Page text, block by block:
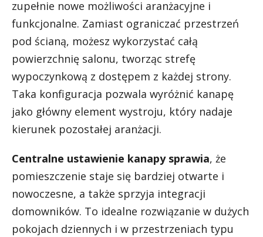
zupełnie nowe możliwości aranżacyjne i
funkcjonalne. Zamiast ograniczać przestrzeń
pod ścianą, możesz wykorzystać całą
powierzchnię salonu, tworząc strefę
wypoczynkową z dostępem z każdej strony.
Taka konfiguracja pozwala wyróżnić kanapę
jako główny element wystroju, który nadaje
kierunek pozostałej aranżacji.
Centralne ustawienie kanapy sprawia, że
pomieszczenie staje się bardziej otwarte i
nowoczesne, a także sprzyja integracji
domowników. To idealne rozwiązanie w dużych
pokojach dziennych i w przestrzeniach typu